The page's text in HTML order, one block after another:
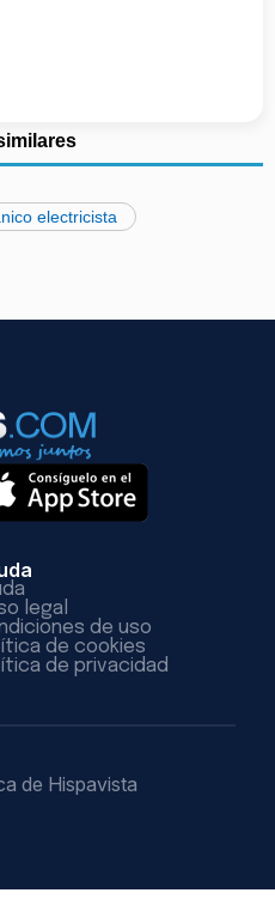
electricista
legal
de uso
de cookies
de privacidad
de Hispavista